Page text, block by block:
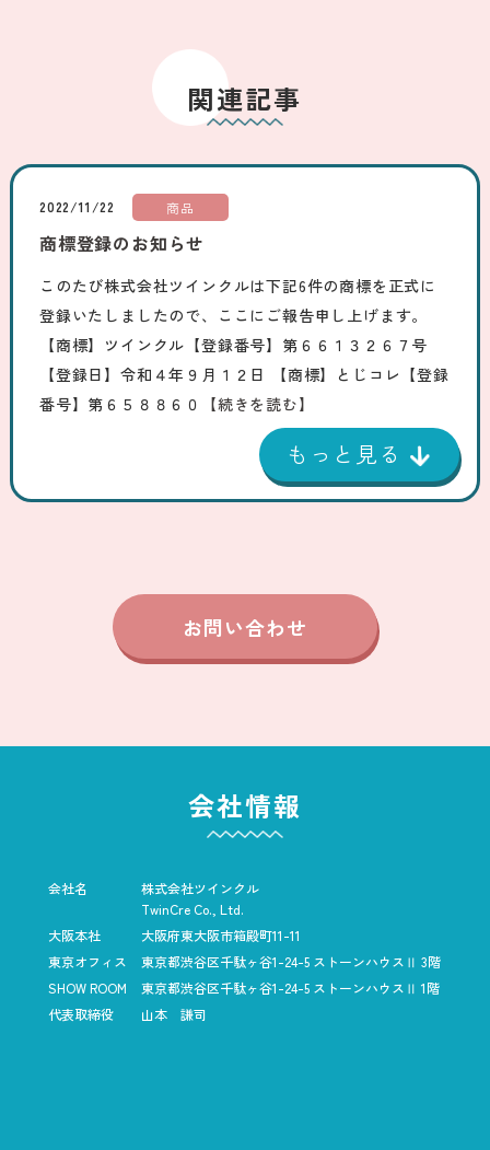
関連記事
2022/11/22 商品
商標登録のお知らせ
このたび株式会社ツインクルは下記6件の商標を正式に
登録いたしましたので、ここにご報告申し上げます。
【商標】ツインクル【登録番号】第６６１３２６７号
【登録日】令和４年９月１２日 【商標】とじコレ【登録
番号】第６５８８６０
【続きを読む】
お問い合わせ
会社情報
会社名
株式会社ツインクル
TwinCre Co., Ltd.
大阪本社
大阪府東大阪市箱殿町11-11
東京オフィス
東京都渋谷区千駄ヶ谷1-24-5 ストーンハウスⅡ 3階
SHOW ROOM
東京都渋谷区千駄ヶ谷1-24-5 ストーンハウスⅡ 1階
代表取締役
山本 謙司